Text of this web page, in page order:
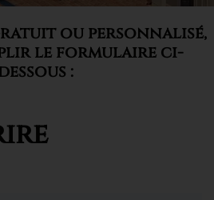
ou personnalisé,
le formulaire ci-
: